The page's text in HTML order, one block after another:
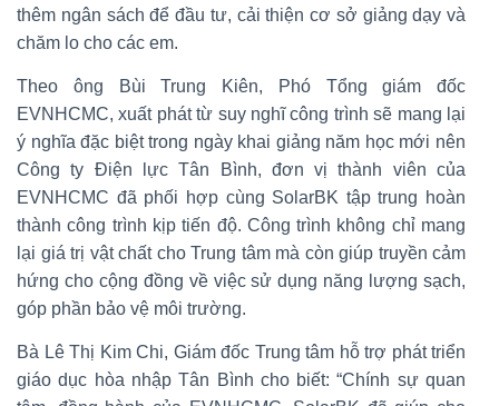
thêm ngân sách để đầu tư, cải thiện cơ sở giảng dạy và
chăm lo cho các em.
Theo ông Bùi Trung Kiên, Phó Tổng giám đốc
EVNHCMC, xuất phát từ suy nghĩ công trình sẽ mang lại
ý nghĩa đặc biệt trong ngày khai giảng năm học mới nên
Công ty Điện lực Tân Bình, đơn vị thành viên của
EVNHCMC đã phối hợp cùng SolarBK tập trung hoàn
thành công trình kịp tiến độ. Công trình không chỉ mang
lại giá trị vật chất cho Trung tâm mà còn giúp truyền cảm
hứng cho cộng đồng về việc sử dụng năng lượng sạch,
góp phần bảo vệ môi trường.
Bà Lê Thị Kim Chi, Giám đốc Trung tâm hỗ trợ phát triển
giáo dục hòa nhập Tân Bình cho biết: “Chính sự quan